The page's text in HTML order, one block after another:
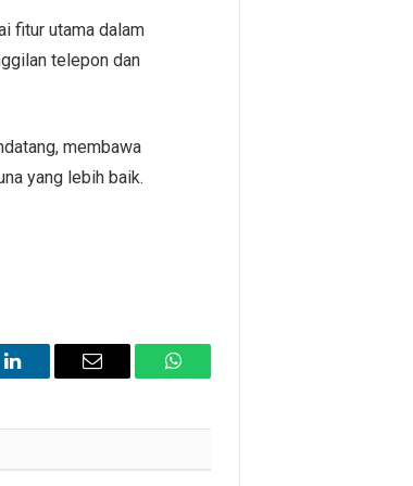
fitur utama dalam
telepon dan
membawa
yang lebih baik.
LinkedIn Email WhatsApp